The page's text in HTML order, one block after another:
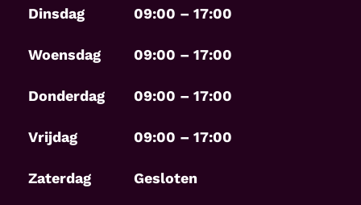
Dinsdag 09:00 – 17:00
Woensdag 09:00 – 17:00
Donderdag 09:00 – 17:00
Vrijdag 09:00 – 17:00
Zaterdag Gesloten